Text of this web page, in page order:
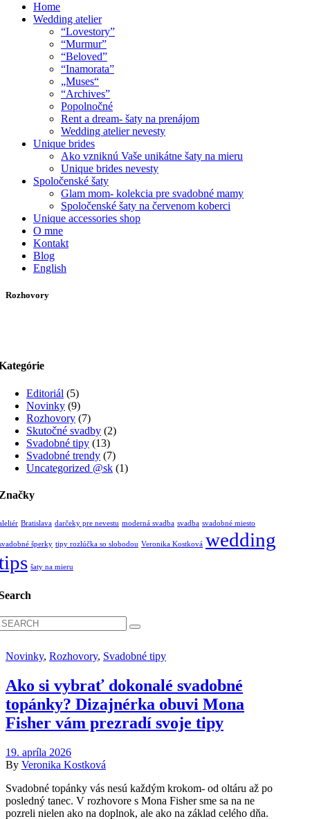
Home
Wedding atelier
“Lovestory”
“Murmur”
“Beloved”
“Inamorata”
„Muses“
“Archives”
Popolnočné
Rent a dream- šaty na prenájom
Wedding atelier nevesty
Unique brides
Ako vzniknú Vaše unikátne šaty na mieru
Unique brides nevesty
Spoločenské šaty
Glam mom- kolekcia pre svadobné mamy
Spoločenské šaty na červenom koberci
Unique accessories shop
O mne
Kontakt
Blog
English
Rozhovory
Novinky, Rozhovory, Svadobné tipy
Ako si vybrať dokonalé svadobné
topánky? Dizajnérka obuvi Mona
Fisher vám prezradí svoje tipy
19. apríla 2026
By Veronika Kostková
Svadobné topánky vás nesú každým krokom- od oltáru až po
posledný tanec. V rozhovore s Mona Fisher sme sa na ne
pozreli nielen ako na doplnok, ale ako na základ celého dňa.
Editoriál (5)
Novinky (9)
Rozhovory (7)
Skutočné svadby (2)
Svadobné tipy (13)
Svadobné trendy (7)
Uncategorized @sk (1)
Bratislava darčeky pre nevestu moderná svadba svadba svadobné miesto
šperky tipy rozlúčka so slobodou Veronika Kostková wedding
šaty na mieru